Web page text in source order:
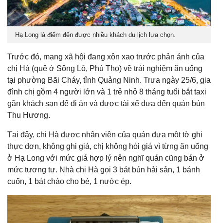
Hạ Long là điểm đến được nhiều khách du lịch lựa chọn.
Trước đó, mạng xã hội đang xôn xao trước phản ánh của
chị Hà (quê ở Sông Lô, Phú Thọ) về trải nghiệm ăn uống
tại phường Bãi Cháy, tỉnh Quảng Ninh. Trưa ngày 25/6, gia
đình chị gồm 4 người lớn và 1 trẻ nhỏ 8 tháng tuổi bắt taxi
gần khách sạn để đi ăn và được tài xế đưa đến quán bún
Thu Hương.
Tại đây, chị Hà được nhân viên của quán đưa một tờ ghi
thực đơn, không ghi giá, chị không hỏi giá vì từng ăn uống
ở Hạ Long với mức giá hợp lý nên nghĩ quán cũng bán ở
mức tương tự. Nhà chị Hà gọi 3 bát bún hải sản, 1 bánh
cuốn, 1 bát cháo cho bé, 1 nước ép.